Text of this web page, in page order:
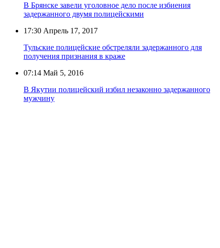
В Брянске завели уголовное дело после избиения
задержанного двумя полицейскими
17:30 Апрель 17, 2017
Тульские полицейские обстреляли задержанного для
получения признания в краже
07:14 Май 5, 2016
В Якутии полицейский избил незаконно задержанного
мужчину